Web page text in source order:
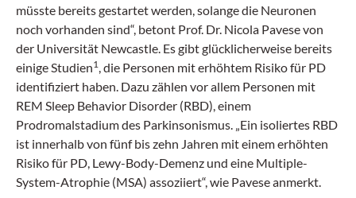
müsste bereits gestartet werden, solange die Neuronen
noch vorhanden sind“, betont Prof. Dr. Nicola Pavese von
der Universität Newcastle. Es gibt glücklicherweise bereits
einige Studien1, die Personen mit erhöhtem Risiko für PD
identifiziert haben. Dazu zählen vor allem Personen mit
REM Sleep Behavior Disorder (RBD), einem
Prodromalstadium des Parkinsonismus. „Ein isoliertes RBD
ist innerhalb von fünf bis zehn Jahren mit einem erhöhten
Risiko für PD, Lewy-Body-Demenz und eine Multiple-
System-Atrophie (MSA) assoziiert“, wie Pavese anmerkt.